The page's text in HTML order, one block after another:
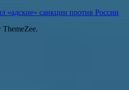
санкции против России
ThemeZee.